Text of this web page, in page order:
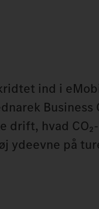
ind i
Business
drift, hvad
ydeevne på